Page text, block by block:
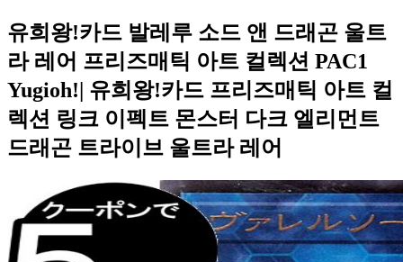
유희왕!카드 발레루 소드 앤 드래곤 울트
라 레어 프리즈매틱 아트 컬렉션 PAC1
Yugioh!| 유희왕!카드 프리즈매틱 아트 컬
렉션 링크 이펙트 몬스터 다크 엘리먼트
드래곤 트라이브 울트라 레어